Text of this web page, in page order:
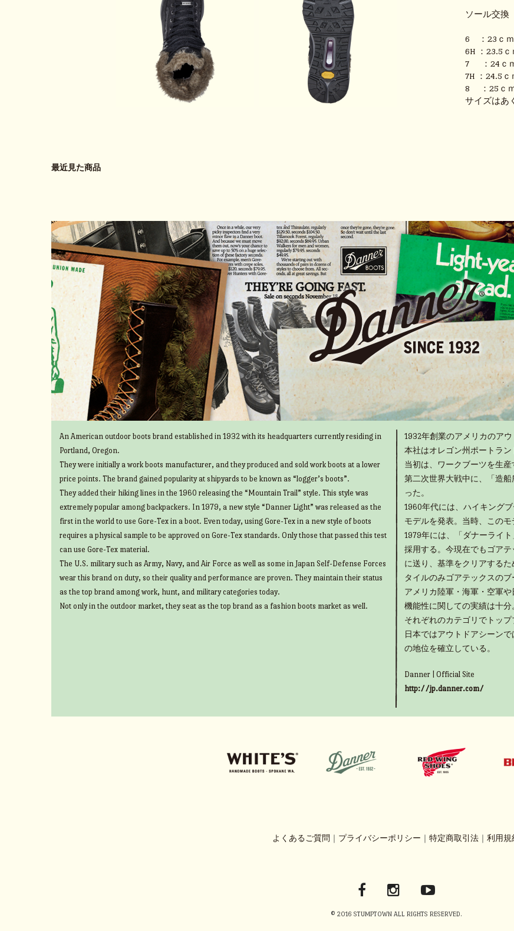
ソール交
6 ：23ｃ
6H ：23.5
7 ：24ｃ
7H ：24.5
8 ：25ｃ
サイズはあ
最近見た商品
An American outdoor boots brand established in 1932 with its headquarters currently residing in
Portland, Oregon.
They were initially a work boots manufacturer, and they produced and sold work boots at a lower
price points. The brand gained popularity at shipyards to be known as “logger’s boots”.
They added their hiking lines in the 1960 releasing the “Mountain Trail” style. This style was
extremely popular among backpackers. In 1979, a new style “Danner Light” was released as the
first in the world to use Gore-Tex in a boot. Even today, using Gore-Tex in a new style of boots
requires a physical sample to be approved on Gore-Tex standards. Only those that passed this test
can use Gore-Tex material.
The U.S. military such as Army, Navy, and Air Force as well as some in Japan Self-Defense Forces
wear this brand on duty, so their quality and performance are proven. They maintain their status
as the top brand among work, hunt, and military categories today.
Not only in the outdoor market, they seat as the top brand as a fashion boots market as well.
1932年創業のアメリカのア
本社はオレゴン州ポートラン
当初は、ワークブーツを生
第二次世界大戦中に、「造
った。
1960年代には、ハイキング
モデルを発表。当時、この
1979年には、「ダナーライ
採用する。今現在でもゴア
に送り、基準をクリアする
タイルのみゴアテックスのブ
アメリカ陸軍・海軍・空軍
機能性に関しての実績は十分
それぞれのカテゴリでトッ
日本ではアウトドアシーン
の地位を確立している。
Danner | Official Site
http://jp.danner.com/
よくあるご質問 プライバシーポリシー 特定商取引法 利用規
© 2016 STUMPTOWN ALL RIGHTS RESERVED.